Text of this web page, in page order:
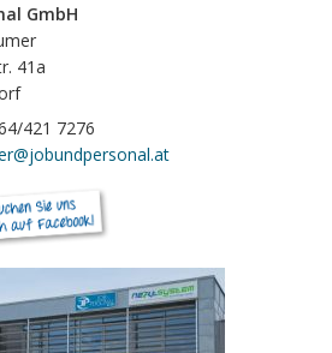
GmbH
41a
421 7276